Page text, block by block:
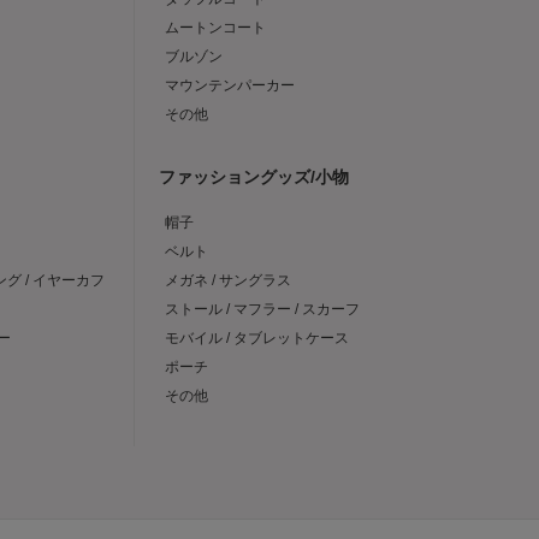
ムートンコート
ブルゾン
マウンテンパーカー
その他
グ / イヤーカフ
ファッショングッズ/小物
帽子
ベルト
メガネ / サングラス
ストール / マフラー / スカーフ
モバイル / タブレットケース
ポーチ
その他